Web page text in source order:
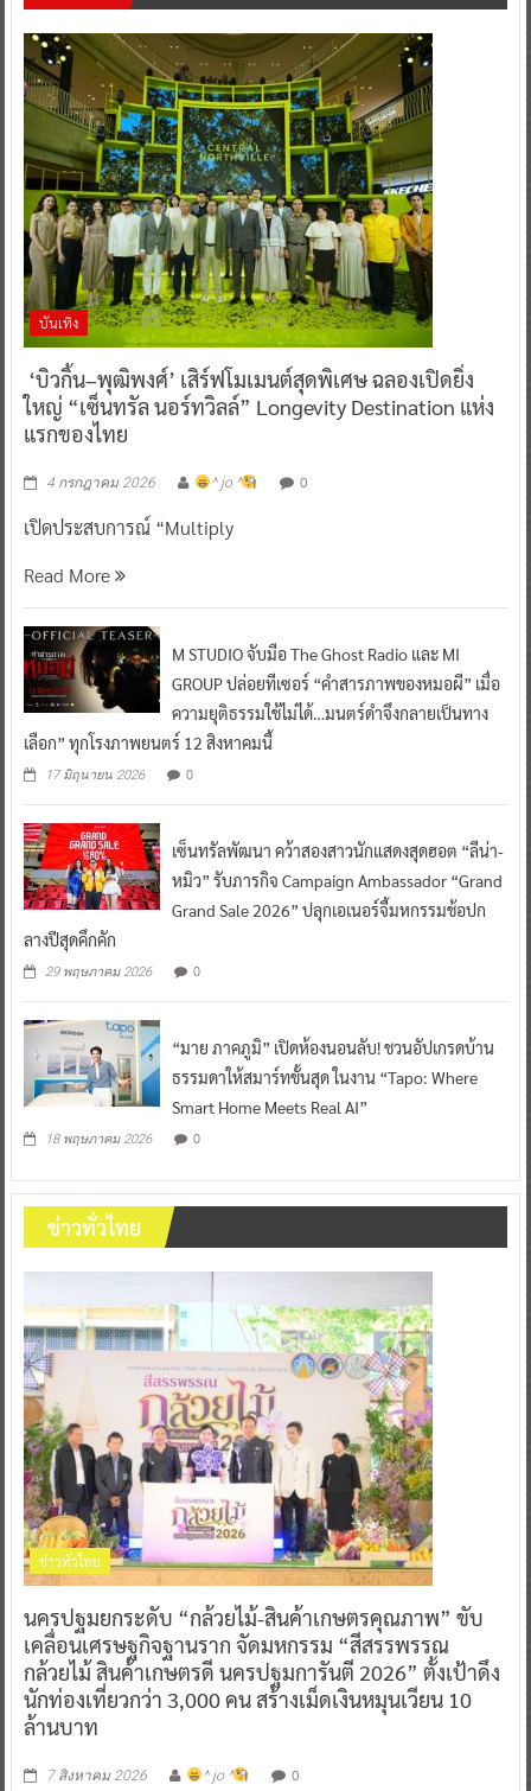
บันเทิง
‘บิวกิ้น–พุฒิพงศ์’ เสิร์ฟโมเมนต์สุดพิเศษ ฉลองเปิดยิ่ง
ใหญ่ “เซ็นทรัล นอร์ทวิลล์” Longevity Destination แห่ง
แรกของไทย
4 กรกฎาคม 2026 ^ jo ^ 0
เปิดประสบการณ์ “Multiply
Read More
M STUDIO จับมือ The Ghost Radio และ MI
GROUP ปล่อยทีเซอร์ “คำสารภาพของหมอผี” เมื่อ
ความยุติธรรมใช้ไม่ได้…มนตร์ดำจึงกลายเป็นทาง
เลือก” ทุกโรงภาพยนตร์ 12 สิงหาคมนี้
17 มิถุนายน 2026 0
เซ็นทรัลพัฒนา คว้าสองสาวนักแสดงสุดฮอต “ลีน่า-
หมิว” รับภารกิจ Campaign Ambassador “Grand
Grand Sale 2026” ปลุกเอเนอร์จี้มหกรรมช้อปก
ลางปีสุดคึกคัก
29 พฤษภาคม 2026 0
“มาย ภาคภูมิ” เปิดห้องนอนลับ! ชวนอัปเกรดบ้าน
ธรรมดาให้สมาร์ทขั้นสุด ในงาน “Tapo: Where
Smart Home Meets Real AI”
18 พฤษภาคม 2026 0
ข่าวทั่วไทย
ข่าวทั่วไทย
นครปฐมยกระดับ “กล้วยไม้-สินค้าเกษตรคุณภาพ” ขับ
เคลื่อนเศรษฐกิจฐานราก จัดมหกรรม “สีสรรพรรณ
กล้วยไม้ สินค้าเกษตรดี นครปฐมการันตี 2026” ตั้งเป้าดึง
นักท่องเที่ยวกว่า 3,000 คน สร้างเม็ดเงินหมุนเวียน 10
ล้านบาท
7 สิงหาคม 2026 ^ jo ^ 0